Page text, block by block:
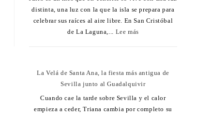
distinta, una luz con la que la isla se prepara para
celebrar sus raíces al aire libre. En San Cristóbal
de La Laguna,... Lee más
La Velá de Santa Ana, la fiesta más antigua de
Sevilla junto al Guadalquivir
Cuando cae la tarde sobre Sevilla y el calor
empieza a ceder, Triana cambia por completo su